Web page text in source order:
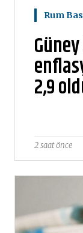
Rum
2,9
2 saat önce